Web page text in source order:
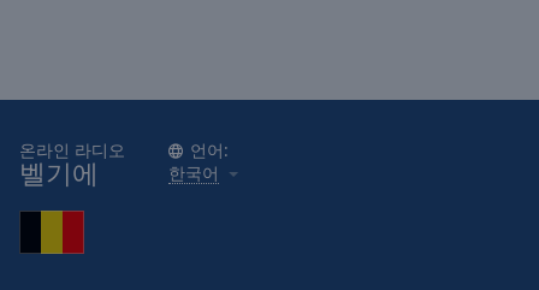
온라인 라디오
벨기에
언어:
한국어